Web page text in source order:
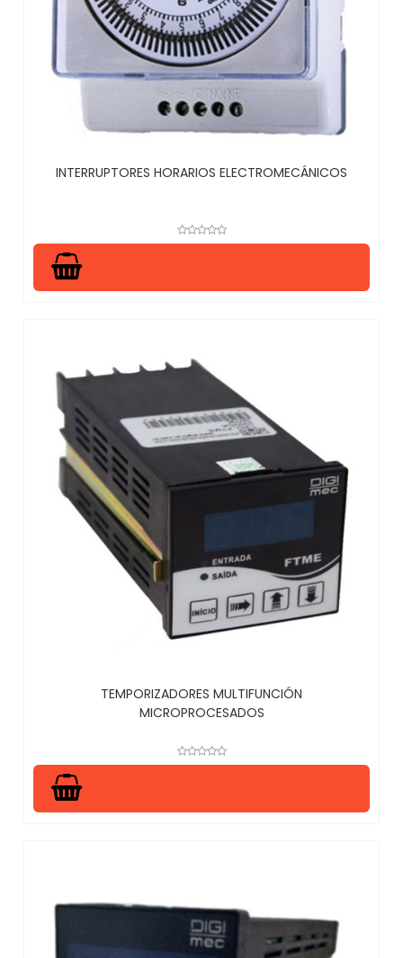
INTERRUPTORES HORARIOS ELECTROMECÁNICOS
TEMPORIZADORES MULTIFUNCIÓN
MICROPROCESADOS